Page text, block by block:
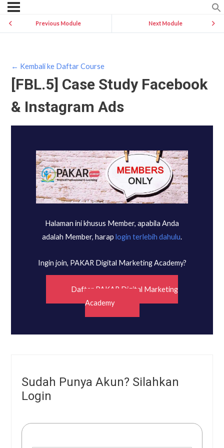
Previous Module Next Module
← Kembali ke Daftar Course
[FBL.5] Case Study Facebook
& Instagram Ads
Halaman ini khusus Member, apabila Anda
adalah Member, harap login terlebih dahulu.
Ingin join, PAKAR Digital Marketing Academy?
Daftar PAKAR Digital Marketing
Academy
Sudah Punya Akun? Silahkan
Login